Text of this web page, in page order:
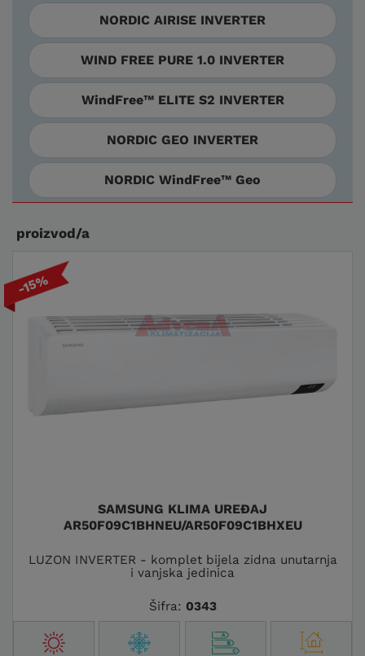
NORDIC AIRISE INVERTER
WIND FREE PURE 1.0 INVERTER
WindFree™ ELITE S2 INVERTER
NORDIC GEO INVERTER
NORDIC WindFree™ Geo
proizvod/a
-15%
SAMSUNG KLIMA UREĐAJ
AR50F09C1BHNEU/AR50F09C1BHXEU
LUZON INVERTER - komplet bijela zidna unutarnja
i vanjska jedinica
Šifra: 0343